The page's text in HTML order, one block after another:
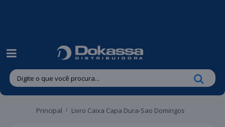
Principal Livro Caixa Capa Dura-Sao Domingos